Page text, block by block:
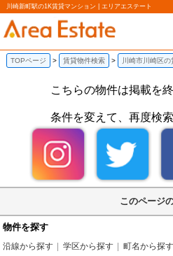
川崎新町駅の1K賃貸マンション | エリアエステート
TOPページ 賃貸物件検索 川崎市川崎区
こちらの物件は掲載を
条件を変えて、再度検
このページ
物件を探す
沿線から探す 学区から探す 町名から探す